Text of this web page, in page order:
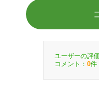
ユーザーの評
コメント： 0件